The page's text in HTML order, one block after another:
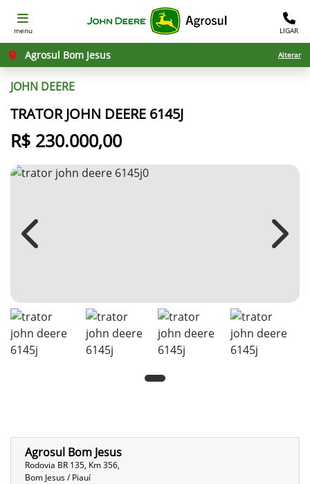
menu LIGAR
Agrosul Bom Jesus Alterar
JOHN DEERE
TRATOR JOHN DEERE 6145J
R$ 230.000,00
Previous Next
Agrosul Bom Jesus
Rodovia BR 135, Km 356,
Bom Jesus / Piauí